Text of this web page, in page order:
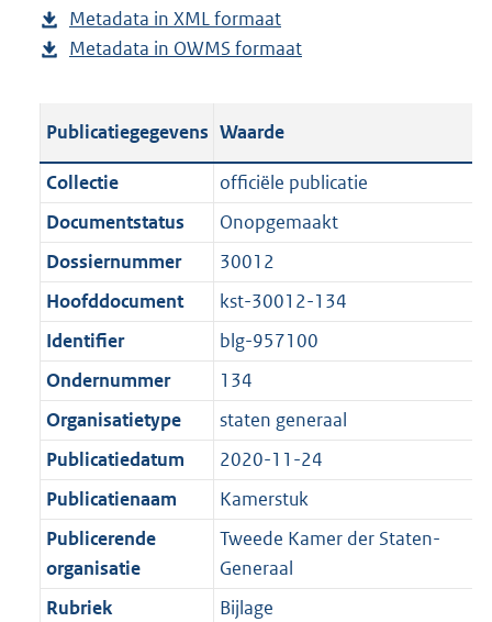
p
u
l
c
t
i
e
n
f
o
r
m
a
a
t
g
r
o
t
:
9
0
2
K
b
Metadata in XML formaat
e
a
n
d
s
r
o
o
t
e
1
K
b
Metadata in OWMS formaat
a
n
d
g
r
o
t
t
e
:
1
K
b
Publicatiegegevens Waarde
Collectie
officiële publicatie
Documentstatus
Onopgemaakt
Dossiernummer
30012
Hoofddocument
kst-30012-134
Identifier
blg-957100
Ondernummer
134
Organisatietype
staten generaal
Publicatiedatum
2020-11-24
Publicatienaam
Kamerstuk
Publicerende
organisatie
Tweede Kamer der Staten-
Generaal
Rubriek
Bijlage